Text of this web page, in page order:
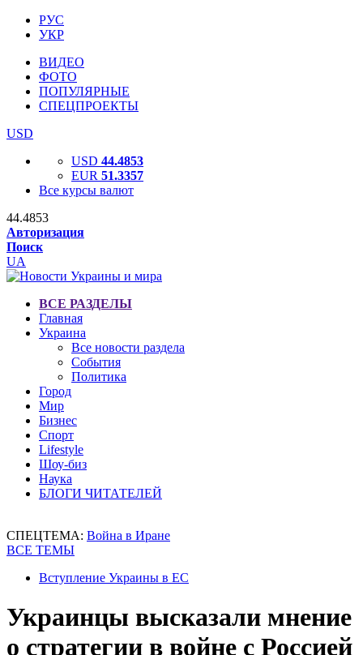
РУС
УКР
ВИДЕО
ФОТО
ПОПУЛЯРНЫЕ
СПЕЦПРОЕКТЫ
USD
USD 44.4853
EUR 51.3357
Все курсы валют
44.4853
Авторизация
Поиск
UA
ВСЕ РАЗДЕЛЫ
Главная
Украина
Все новости раздела
События
Политика
Город
Мир
Бизнес
Спорт
Lifestyle
Шоу-биз
Наука
БЛОГИ ЧИТАТЕЛЕЙ
СПЕЦТЕМА: Война в Иране
ВСЕ ТЕМЫ
Вступление Украины в ЕС
Украинцы высказали мнение
о стратегии в войне с Россией